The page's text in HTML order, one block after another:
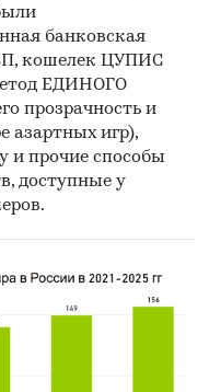
покупателей
– наличие
покупателей.
ассортимент и
всего покупателей
располагается
он осуществляет
интернет-
владельцев
банковская
кошелек ЦУПИС
ЕДИНОГО
прозрачность и
азартных игр),
и прочие способы
доступные у